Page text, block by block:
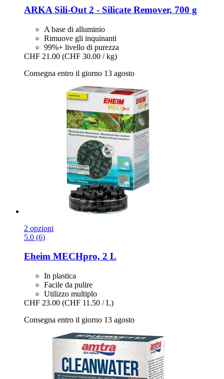
ARKA Sili-​Out 2 -​ Silicate Remover, 700 g
A base di alluminio
Rimuove gli inquinanti
99%+ livello di purezza
CHF 21.00 (CHF 30.00 / kg)
Consegna entro il giorno 13 agosto
2 opzioni
5.0 (6)
Eheim MECHpro, 2 L
In plastica
Facile da pulire
Utilizzo multiplo
CHF 23.00 (CHF 11.50 / L)
Consegna entro il giorno 13 agosto